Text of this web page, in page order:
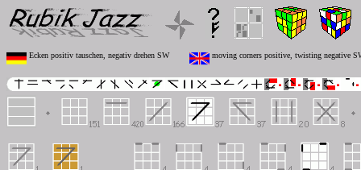
Ecken positiv tauschen, negativ drehen SW moving corners positive, twisting negative